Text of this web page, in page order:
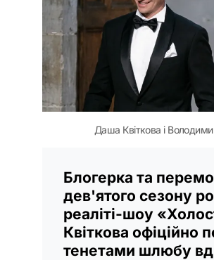
Даша Квіткова і
Блогерка та
дев'ятого сезону
реаліті-шоу
Квіткова офіційно
тенетами шлюбу